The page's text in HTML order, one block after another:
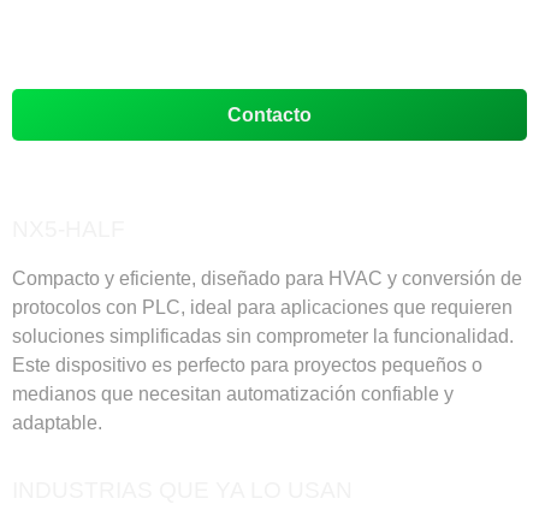
Contacto
Compacto y eficiente, diseñado para HVAC y conversión de
protocolos con PLC, ideal para aplicaciones que requieren
soluciones simplificadas sin comprometer la funcionalidad.
Este dispositivo es perfecto para proyectos pequeños o
medianos que necesitan automatización confiable y
adaptable.